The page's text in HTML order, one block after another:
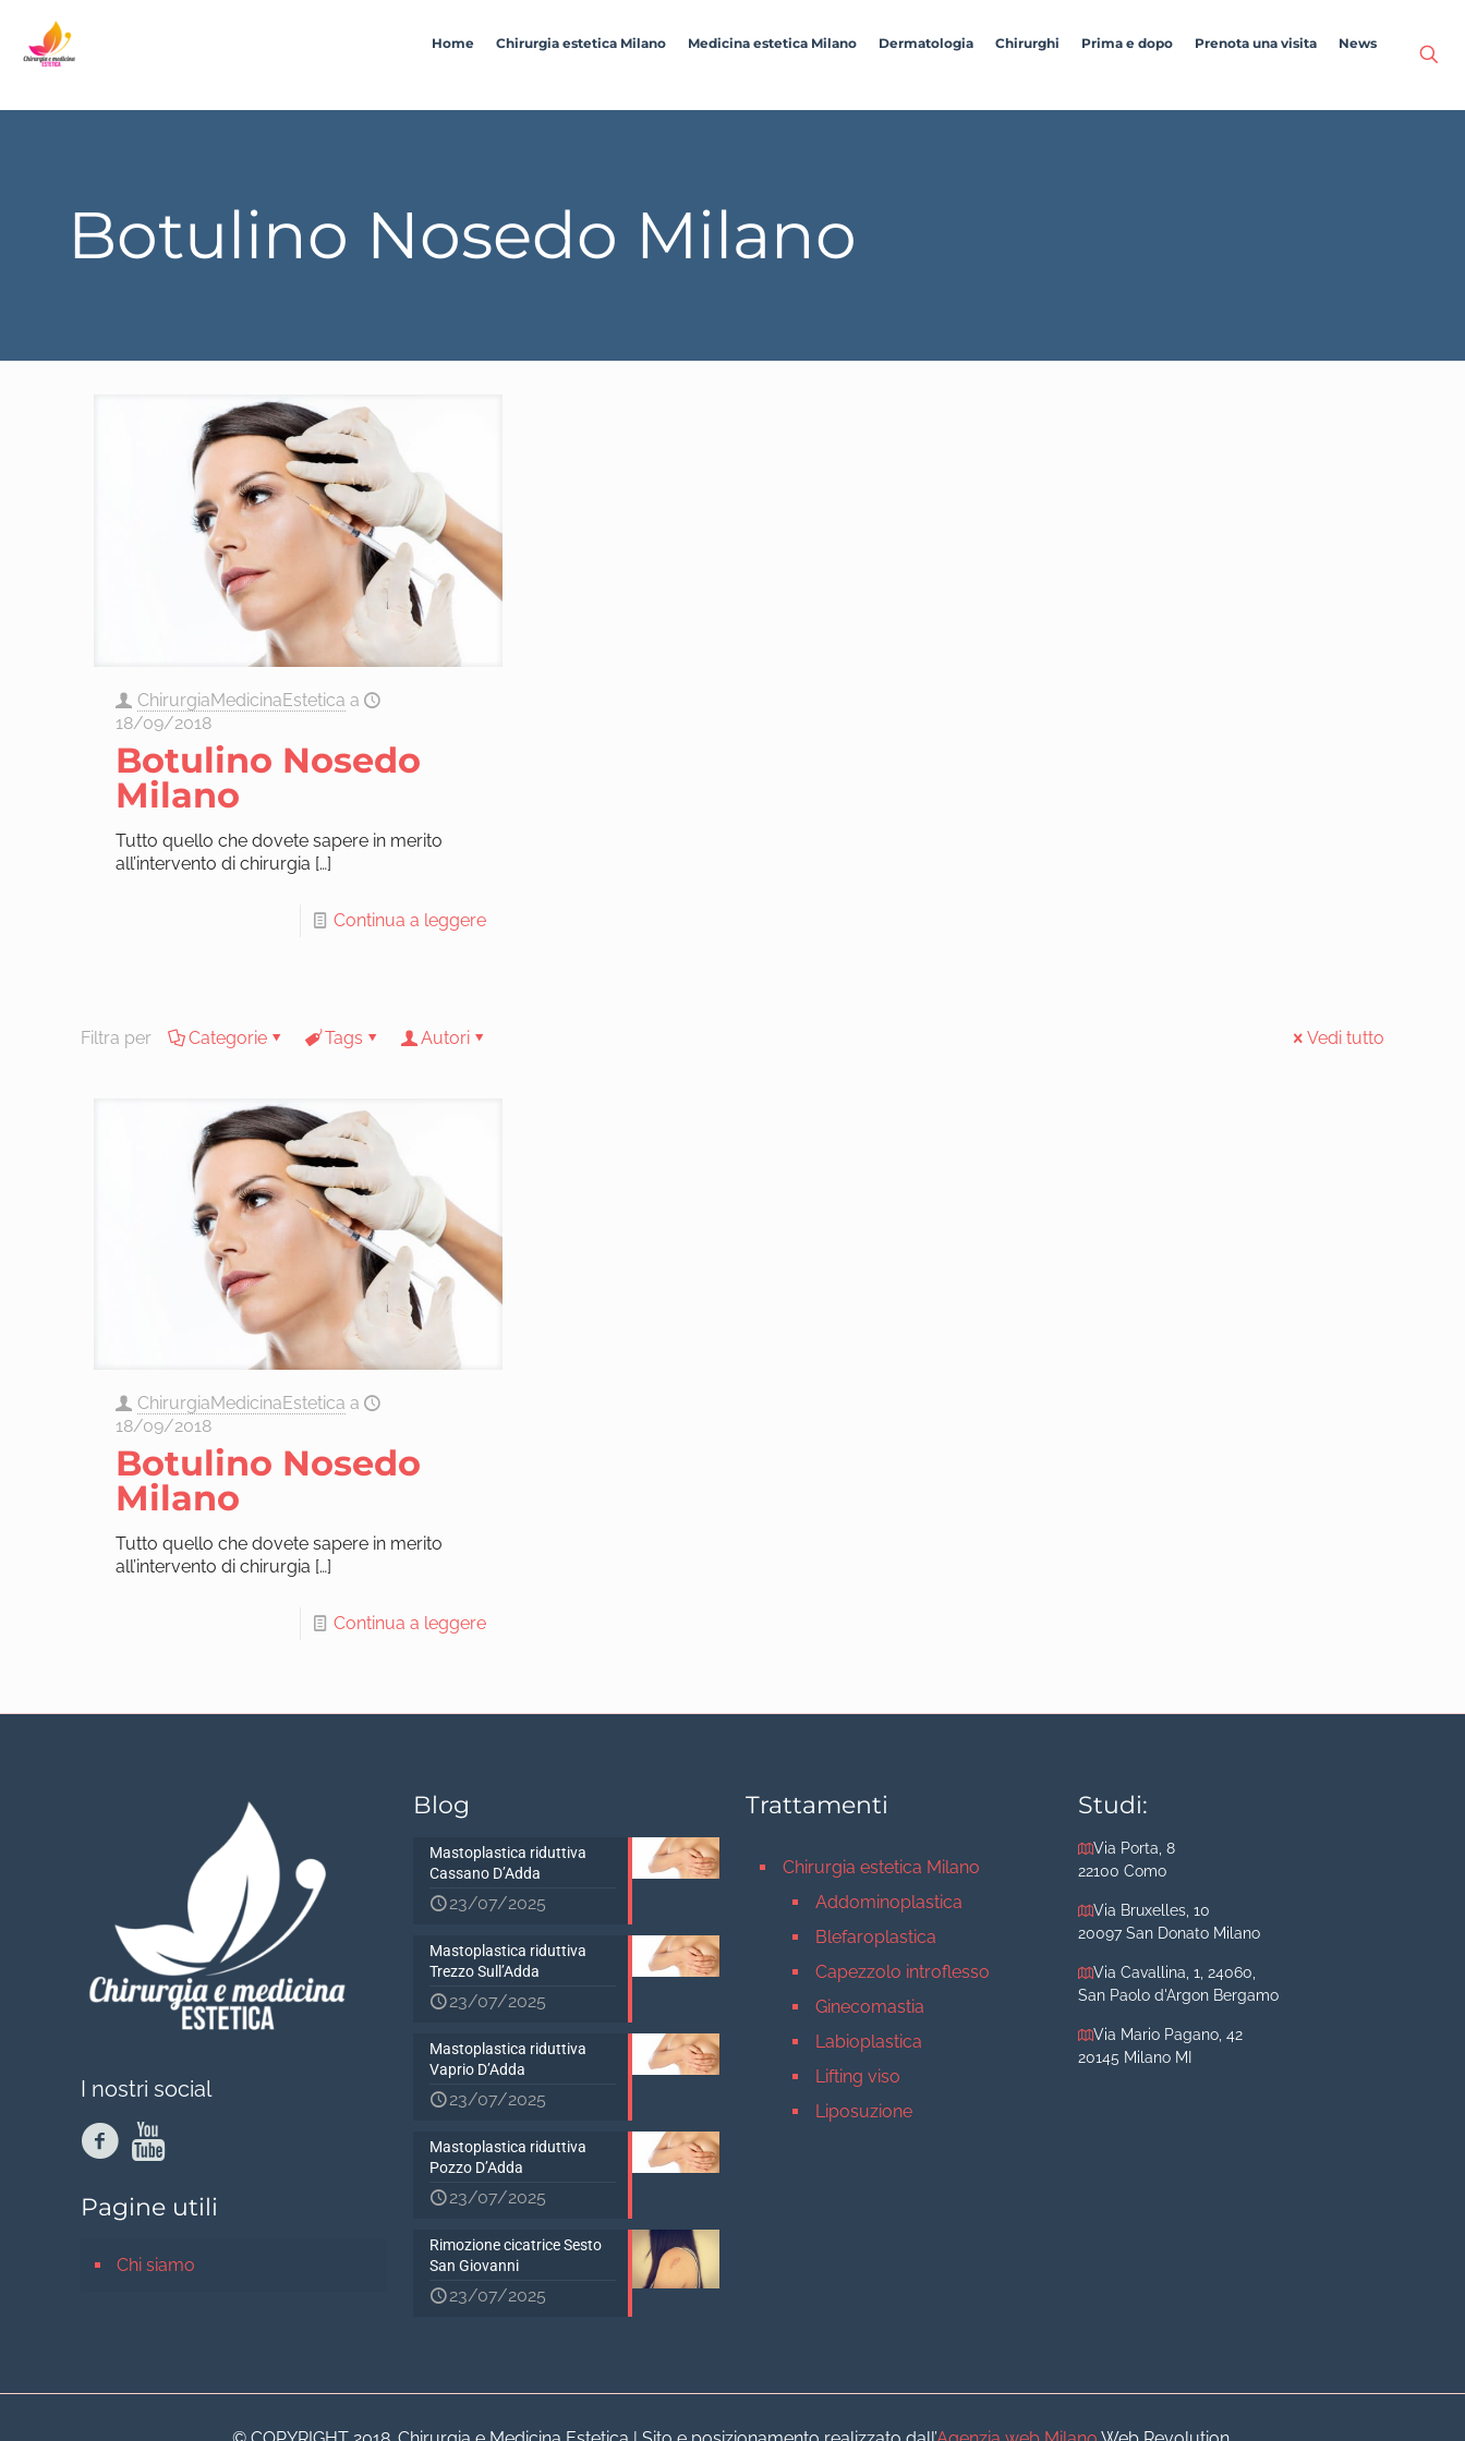
Home Chirurgia estetica Milano Medicina estetica Milano Dermatologia Chirurghi Prima e dopo Prenota una visita News
Botulino Nosedo Milano
ChirurgiaMedicinaEstetica a
18/09/2018
Botulino Nosedo
Milano
Tutto quello che dovete sapere in merito
all’intervento di chirurgia […]
Continua a leggere
Filtra per Categorie Tags Autori Vedi tutto
ChirurgiaMedicinaEstetica a
18/09/2018
Botulino Nosedo
Milano
Tutto quello che dovete sapere in merito
all’intervento di chirurgia […]
Continua a leggere
I nostri social
Pagine utili
Chi siamo
Blog
Mastoplastica riduttiva
Cassano D’Adda
23/07/2025
Mastoplastica riduttiva
Trezzo Sull’Adda
23/07/2025
Mastoplastica riduttiva
Vaprio D’Adda
23/07/2025
Mastoplastica riduttiva
Pozzo D’Adda
23/07/2025
Rimozione cicatrice Sesto
San Giovanni
23/07/2025
Trattamenti
Chirurgia estetica Milano
Addominoplastica
Blefaroplastica
Capezzolo introflesso
Ginecomastia
Labioplastica
Lifting viso
Liposuzione
Aumento labbra
Botulino
Studi:
Via Porta, 8
22100 Como
Via Bruxelles, 10
20097 San Donato Milano
Via Cavallina, 1, 24060,
San Paolo d'Argon Bergamo
Via Mario Pagano, 42
20145 Milano MI